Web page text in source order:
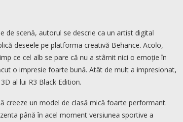
de scenă, autorul se descrie ca un artist digital
deseele pe platforma creativă Behance. Acolo,
ce cel alb se pare că nu a stârnit nici o emoție în
o impresie foarte bună. Atât de mult a impresionat,
al lui R3 Black Edition.
creeze un model de clasă mică foarte performant.
până în acel moment versiunea sportive a